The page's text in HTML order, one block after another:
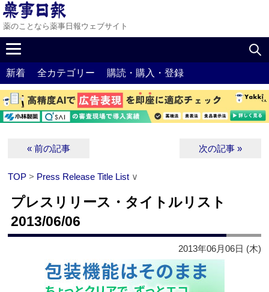
薬のことなら薬事日報ウェブサイト
新着 全カテゴリー 購読・購入・登録
« 前の記事 次の記事 »
TOP > Press Release Title List ∨
プレスリリース・タイトルリスト
2013/06/06
2013年06月06日 (木)